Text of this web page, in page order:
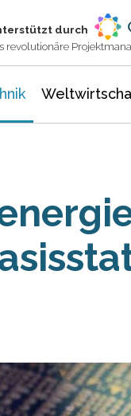
durch
revolutionäre